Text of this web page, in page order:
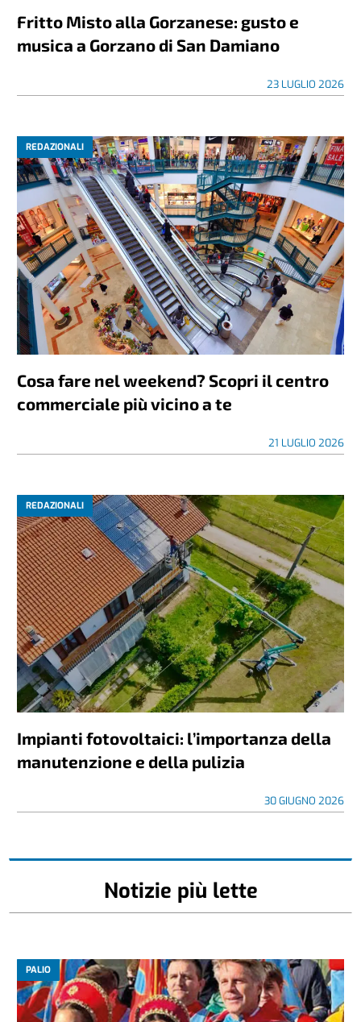
Fritto Misto alla Gorzanese: gusto e
musica a Gorzano di San Damiano
23 LUGLIO 2026
REDAZIONALI
Cosa fare nel weekend? Scopri il centro
commerciale più vicino a te
21 LUGLIO 2026
REDAZIONALI
Impianti fotovoltaici: l’importanza della
manutenzione e della pulizia
30 GIUGNO 2026
Notizie più lette
PALIO